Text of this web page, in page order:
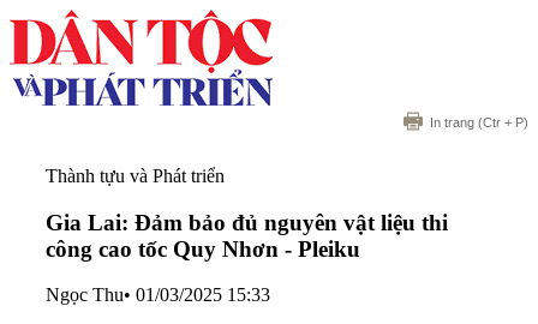
In trang (Ctr + P)
Thành tựu và Phát triển
Gia Lai: Đảm bảo đủ nguyên vật liệu thi
công cao tốc Quy Nhơn - Pleiku
Ngọc Thu• 01/03/2025 15:33